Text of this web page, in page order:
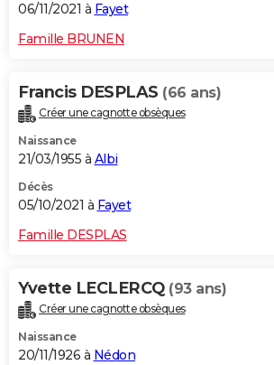
06/11/2021 à Fayet
Famille BRUNEN
Francis DESPLAS (66 ans)
Créer une cagnotte obsèques
Naissance
21/03/1955 à Albi
Décès
05/10/2021 à Fayet
Famille DESPLAS
Yvette LECLERCQ (93 ans)
Créer une cagnotte obsèques
Naissance
20/11/1926 à Nédon